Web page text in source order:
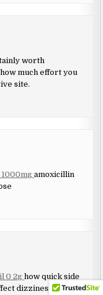
worth
much effort you
site.
1000mgamoxicillin
0 2ghow quick side
dizziness caused